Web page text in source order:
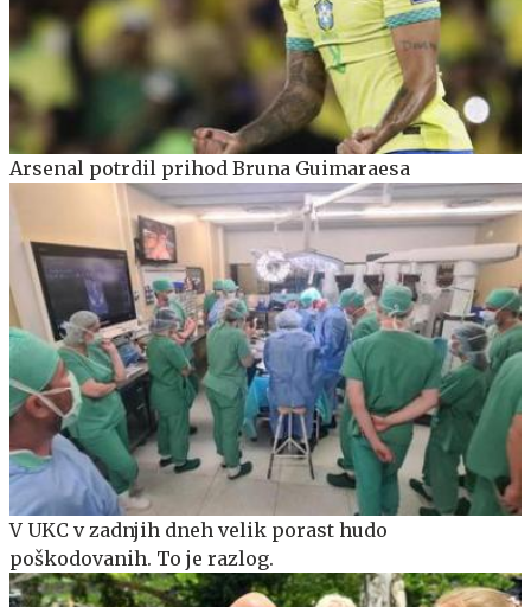
Arsenal potrdil prihod Bruna Guimaraesa
V UKC v zadnjih dneh velik porast hudo
poškodovanih. To je razlog.